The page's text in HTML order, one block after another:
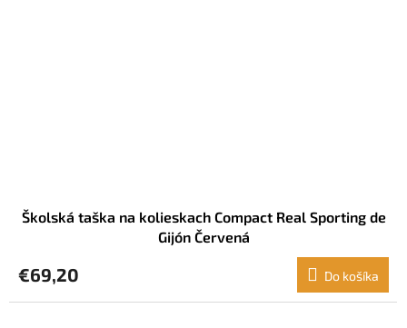
Školská taška na kolieskach Compact Real Sporting de
Gijón Červená
€69,20 Do košíka